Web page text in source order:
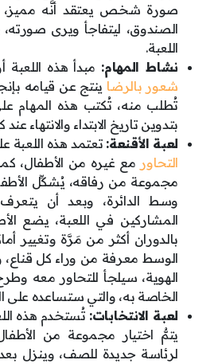
صورة شخص يعتقد أنَّه مميز،
الصندوق، ليتفاجأ ويرى
اللعبة.
نشاط المهام: مبدأ هذه اللعبة
شعور بالرضا ينتج عن قيامه
تُطلب منه، تُكتب هذه المهام
بتدوين تاريخ الابتداء والانتهاء
لعبة الأقنعة: تعتمد هذه اللعبة
التحاور مع غيره من الأطفال،
مجموعة من رفاقه، يُشكِّل
وسط الدائرة، وبعد أن
المشاركين في اللعبة، يضع
بالدوران أكثر من مَرَّة وتغيير
الوسط معرفة من وراء كل قناع،
الهوية، سيلجأ للتحاور معه
الخاصة به، والتي ستساعده على
لعبة الانتخابات: تُستخدم هذه
يتمُّ اختيار مجموعة من
لرئاسة جديدة للصف، وينزل